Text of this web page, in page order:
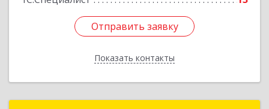
Отправить заявку
Показать контакты
Отправить заявку
Назад